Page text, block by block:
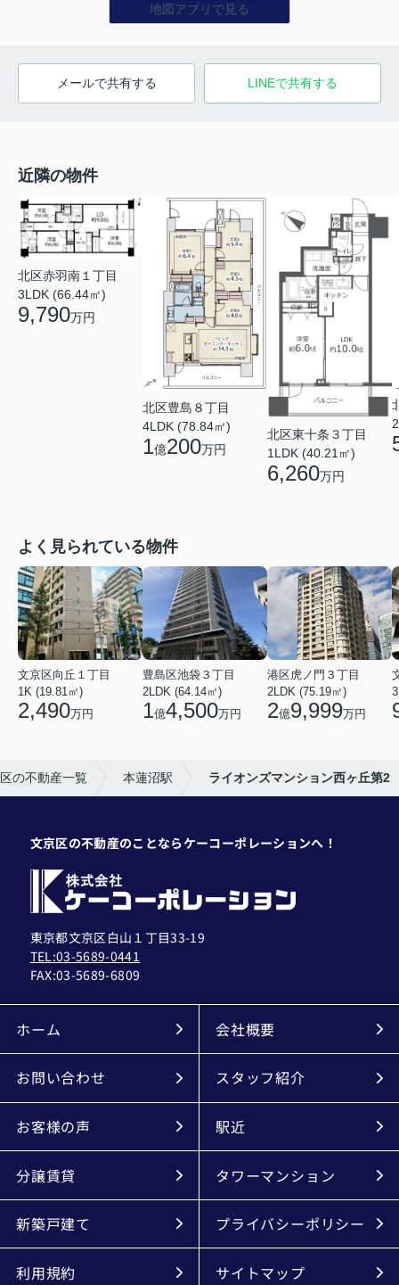
地図アプリで見る
メールで共有する LINEで共有する
近隣の物件
北区赤羽南１丁目
3LDK (66.44㎡)
9,790万円
北区豊島８丁目
4LDK (78.84㎡)
1億200万円
北区東十条３丁目
1LDK (40.21㎡)
6,260万円
よく見られている物件
文京区向丘１丁目
1K (19.81㎡)
2,490万円
豊島区池袋３丁目
2LDK (64.14㎡)
1億4,500万円
港区虎ノ門３丁目
2LDK (75.19㎡)
2億9,999万円
の不動産一覧 本蓮沼駅 ライオンズマンション西ヶ丘第2
文京区の不動産のことならケーコーポレーションへ！
東京都文京区白山１丁目33-19
TEL:03-5689-0441
FAX:03-5689-6809
ホーム 会社概要
お問い合わせ スタッフ紹介
お客様の声 駅近
分譲賃貸 タワーマンション
新築戸建て プライバシーポリシー
利用規約 サイトマップ